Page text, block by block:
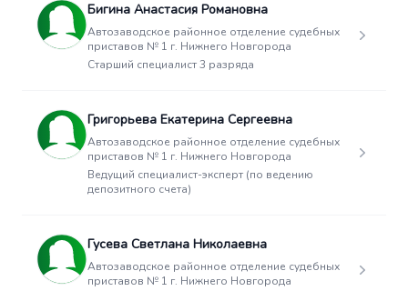
Бигина Анастасия Романовна
Автозаводское районное отделение судебных
приставов № 1 г. Нижнего Новгорода
Старший специалист 3 разряда
Григорьева Екатерина Сергеевна
Автозаводское районное отделение судебных
приставов № 1 г. Нижнего Новгорода
Ведущий специалист-эксперт (по ведению
депозитного счета)
Гусева Светлана Николаевна
Автозаводское районное отделение судебных
приставов № 1 г. Нижнего Новгорода